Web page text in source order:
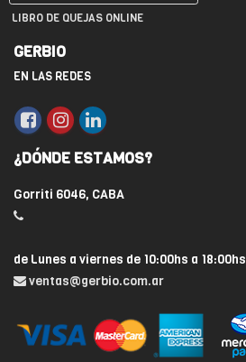
LIBRO DE QUEJAS ONLINE
GERBIO
EN LAS REDES
¿DÓNDE ESTAMOS?
Gorriti 6046, CABA
de Lunes a viernes de 10:00hs a 18:00hs
ventas@gerbio.com.ar